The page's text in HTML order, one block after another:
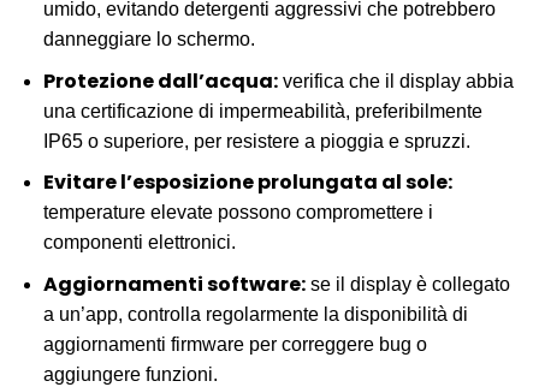
umido, evitando detergenti aggressivi che potrebbero
danneggiare lo schermo.
Protezione dall’acqua:verifica che il display abbia
una certificazione di impermeabilità, preferibilmente
IP65 o superiore, per resistere a pioggia e spruzzi.
Evitare l’esposizione prolungata al sole:
temperature elevate possono compromettere i
componenti elettronici.
Aggiornamenti software:se il display è collegato
a un’app, controlla regolarmente la disponibilità di
aggiornamenti firmware per correggere bug o
aggiungere funzioni.